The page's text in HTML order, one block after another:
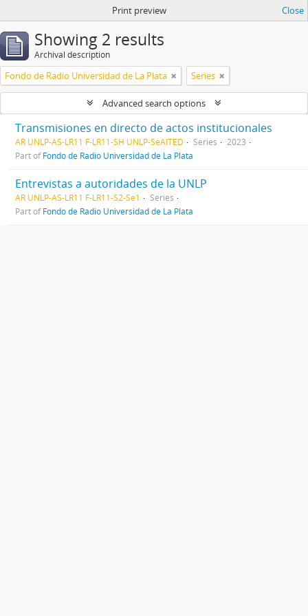
Print preview Close
Showing 2 results
Archival description
Fondo de Radio Universidad de La Plata Series
Advanced search options
Transmisiones en directo de actos institucionales
AR UNLP-AS-LR11 F-LR11-SH UNLP-SeAITED Series
2023
Part ofFondo de Radio Universidad de La Plata
Entrevistas a autoridades de la UNLP
AR UNLP-AS-LR11 F-LR11-S2-Se1
Series
Part ofFondo de Radio Universidad de La Plata